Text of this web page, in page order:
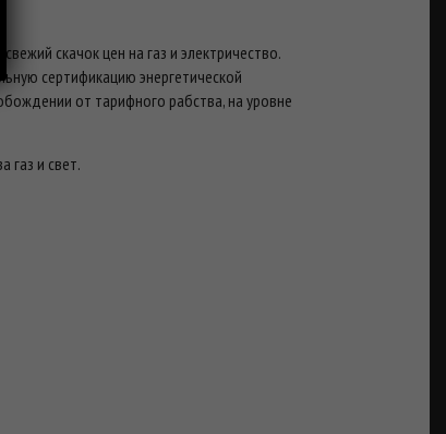
скачок цен на газ и электричество.
сертификацию энергетической
от тарифного рабства, на уровне
газ и свет.